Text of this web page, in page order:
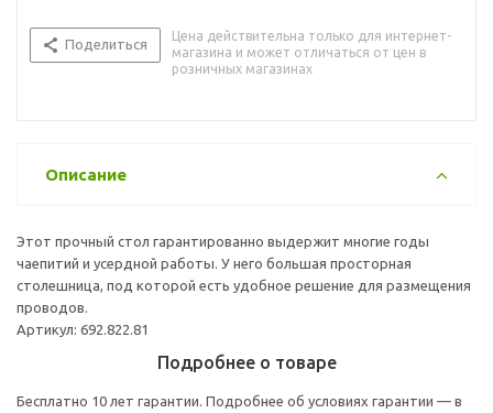
Поделиться
Цена действительна только для интернет-
магазина и может отличаться от цен в
розничных магазинах
Описание
Этот прочный стол гарантированно выдержит многие годы
чаепитий и усердной работы. У него большая просторная
столешница, под которой есть удобное решение для размещения
проводов.
Артикул: 692.822.81
Подробнее о товаре
Бесплатно 10 лет гарантии. Подробнее об условиях гарантии — в